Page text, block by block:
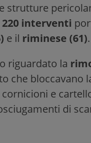
strutture
220 interventi
e il riminese (61).
riguardato la
che bloccavano
e
di